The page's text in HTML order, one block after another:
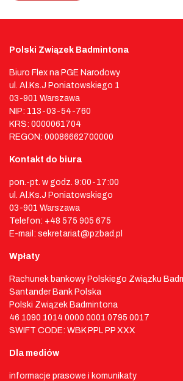
Polski Związek Badmintona
Biuro Flex na PGE Narodowy
ul. Al.Ks.J Poniatowskiego 1
03-901 Warszawa
NIP: 113-03-54-760
KRS: 0000061704
REGON: 00086662700000
Kontakt do biura
pon.-pt. w godz. 9:00-17:00
ul. Al.Ks.J Poniatowskiego
03-901 Warszawa
Telefon: +48 575 905 675
E-mail: sekretariat@pzbad.pl
Wpłaty
Rachunek bankowy Polskiego Związku
Santander Bank Polska
Polski Związek Badmintona
46 1090 1014 0000 0001 0795 0017
SWIFT CODE: WBK PPL PP XXX
Dla mediów
informacje prasowe i komunikaty